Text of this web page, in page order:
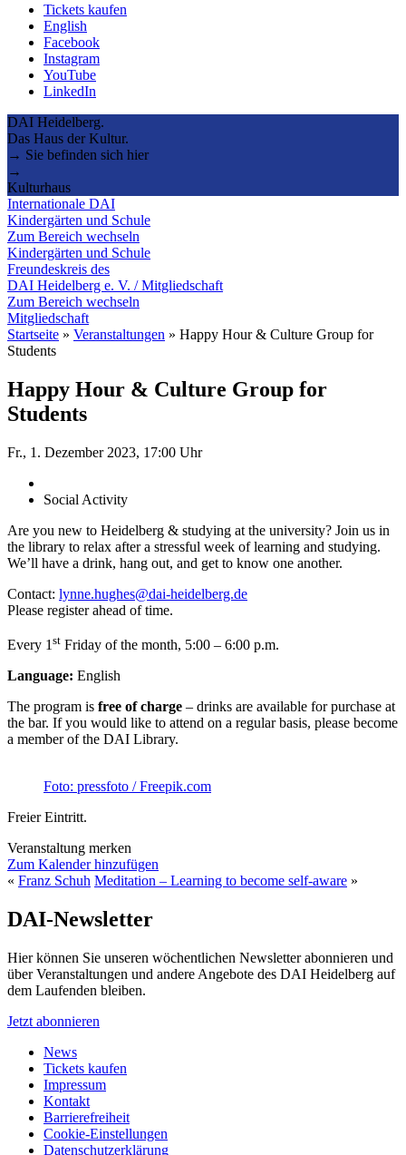
Tickets kaufen
English
Facebook
Instagram
YouTube
LinkedIn
DAI Heidelberg.
Das Haus der Kultur.
→ Sie befinden sich hier
→
Kulturhaus
Internationale DAI
Kindergärten und Schule
Zum Bereich wechseln
Kindergärten und Schule
Freundeskreis des
DAI Heidelberg e. V. / Mitgliedschaft
Zum Bereich wechseln
Mitgliedschaft
Startseite » Veranstaltungen » Happy Hour & Culture Group for
Students
Happy Hour & Culture Group for
Students
Fr., 1. Dezember 2023, 17:00 Uhr
Social Activity
Are you new to Heidelberg & studying at the university? Join us in
the library to relax after a stressful week of learning and studying.
We’ll have a drink, hang out, and get to know one another.
Contact: lynne.hughes@dai-heidelberg.de
Please register ahead of time.
Every 1 st Friday of the month, 5:00 – 6:00 p.m.
Language: English
The program is free of charge – drinks are available for purchase at
the bar. If you would like to attend on a regular basis, please become
a member of the DAI Library.
Foto: pressfoto / Freepik.com
Freier Eintritt.
Veranstaltung merken
Zum Kalender hinzufügen
« Franz Schuh Meditation – Learning to become self-aware »
DAI-Newsletter
Hier können Sie unseren wöchentlichen Newsletter abonnieren und
über Veranstaltungen und andere Angebote des DAI Heidelberg auf
dem Laufenden bleiben.
Jetzt abonnieren
News
Tickets kaufen
Impressum
Kontakt
Barrierefreiheit
Cookie-Einstellungen
Datenschutzerklärung